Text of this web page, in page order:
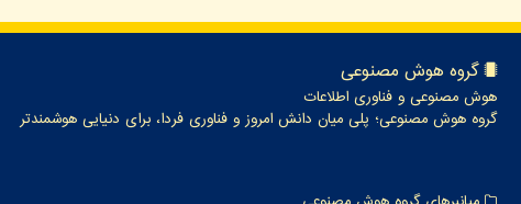
گروه هوش مصنوعی
هوش مصنوعی و فناوری اطلاعات
گروه هوش مصنوعی؛ پلی میان دانش امروز و فناوری فردا، برای دنیایی هوشمندتر